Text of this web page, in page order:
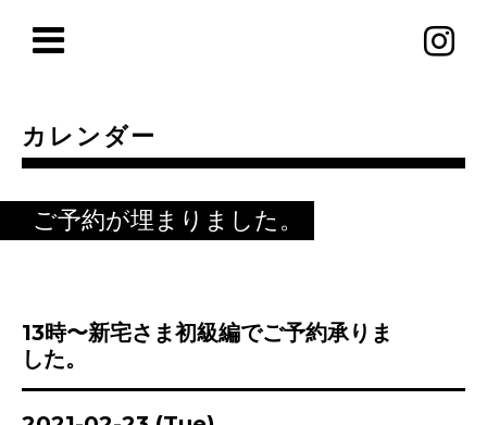
カレンダー
ご予約が埋まりました。
13時〜新宅さま初級編でご予約承りま
した。